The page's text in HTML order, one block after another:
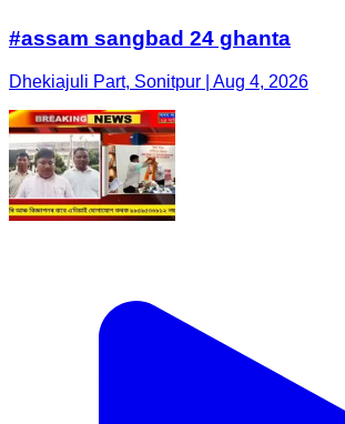
#assam sangbad 24 ghanta
Dhekiajuli Part, Sonitpur | Aug 4, 2026